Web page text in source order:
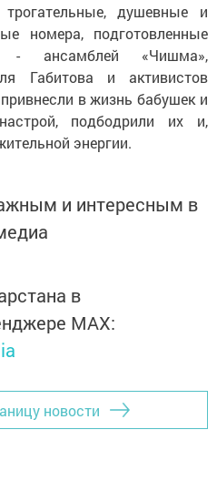
душевные и
номера, подготовленные
- ансамблей «Чишма»,
Габитова и активистов
в жизнь бабушек и
подбодрили их и,
энергии.
и интересным в
в
MАХ:
новости